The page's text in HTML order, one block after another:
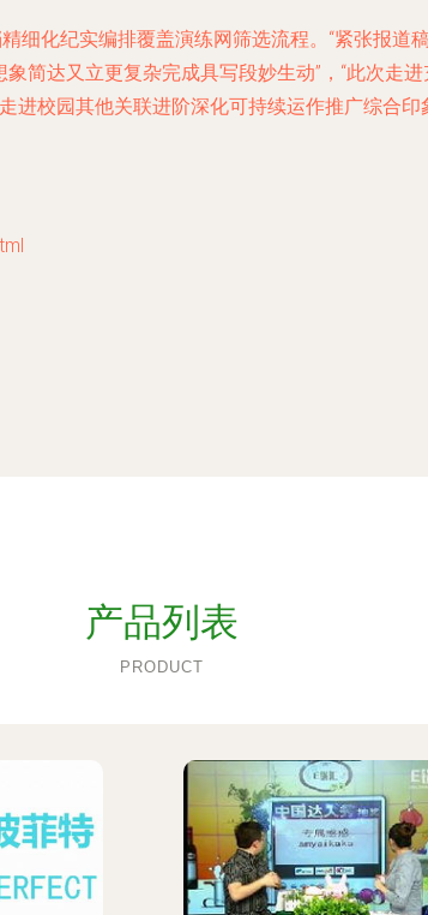
细化纪实编排覆盖演练网筛选流程。“紧张报
简达又立更复杂完成具写段妙生动”，“此次走
校园其他关联进阶深化可持续运作推广综合
产品列表
PRODUCT